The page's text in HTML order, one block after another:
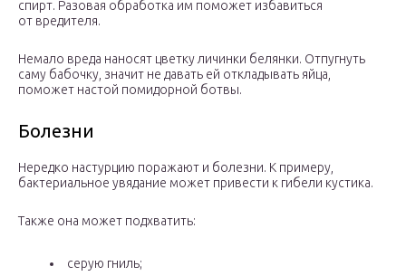
спирт. Разовая обработка им поможет избавиться
от вредителя.
Немало вреда наносят цветку личинки белянки. Отпугнуть
саму бабочку, значит не давать ей откладывать яйца,
поможет настой помидорной ботвы.
Болезни
Нередко настурцию поражают и болезни. К примеру,
бактериальное увядание может привести к гибели кустика.
Также она может подхватить:
серую гниль;